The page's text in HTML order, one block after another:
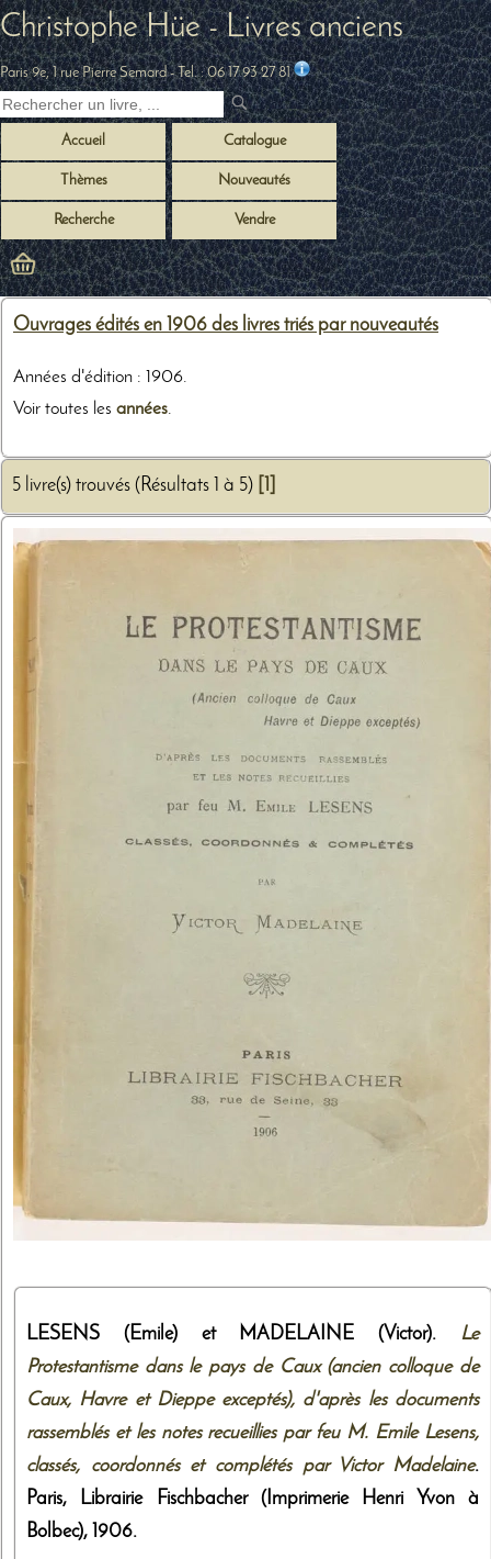
Christophe Hüe - Livres anciens
Paris 9e, 1 rue Pierre Semard- Tel. :06 17 93 27 81
Accueil Catalogue
Thèmes Nouveautés
Recherche Vendre
Ouvrages édités en 1906 des livres triés par nouveautés
Années d'édition : 1906.
Voir toutes les années.
5 livre(s) trouvés (Résultats 1 à 5)
LESENS (Emile) et MADELAINE (Victor). Le
Protestantisme dans le pays de Caux (ancien colloque de
Caux, Havre et Dieppe exceptés), d'après les documents
rassemblés et les notes recueillies par feu M. Emile Lesens,
classés, coordonnés et complétés par Victor Madelaine.
Paris,
Librairie Fischbacher (Imprimerie Henri Yvon à
Bolbec), 1906.